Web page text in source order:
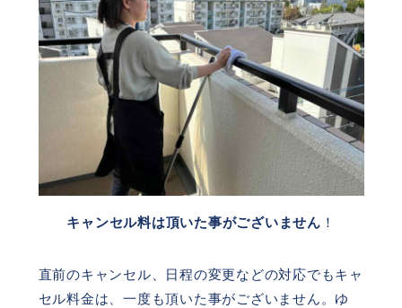
キャンセル料は頂いた事がございません ！
直前のキャンセル、日程の変更などの対応でもキャ
セル料金は、一度も頂いた事がございません。ゆ